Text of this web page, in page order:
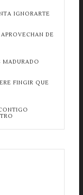
IGNORARTE
DE
MADURADO
FINGIR QUE